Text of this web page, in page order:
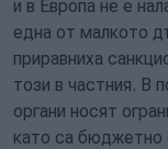
и в Европа не е
една от малкото
приравниха
този в частния. В
органи носят
като са бюджетно